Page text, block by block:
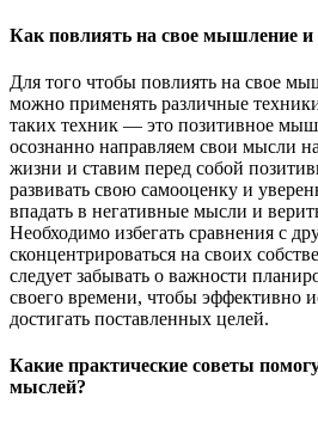
Как повлиять на свое мышление и
Для того чтобы повлиять на свое
можно применять различные
таких техник — это позитивное
осознанно направляем свои мысли
жизни и ставим перед собой
развивать свою самооценку и
впадать в негативные мысли и
Необходимо избегать сравнения с
сконцентрироваться на своих
следует забывать о важности
своего времени, чтобы эффективно
достигать поставленных целей.
Какие практические советы
мыслей?